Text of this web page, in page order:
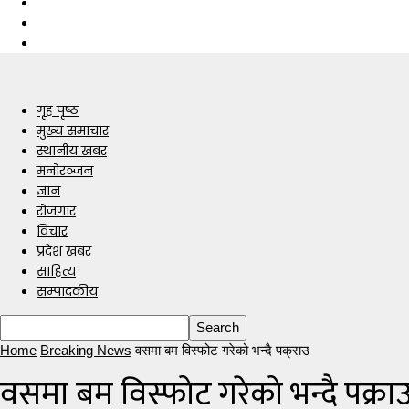
गृह पृष्ठ
मुख्य समाचार
स्थानीय खबर
मनोरञ्जन
ज्ञान
रोजगार
विचार
प्रदेश खबर
साहित्य
सम्पादकीय
Home Breaking News वसमा बम विस्फोट गरेको भन्दै पक्राउ
वसमा बम विस्फोट गरेको भन्दै